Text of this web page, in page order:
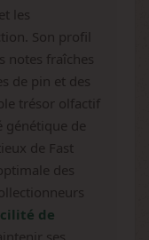
les
Son profil
notes fraîches
de pin et des
trésor olfactif
génétique de
de Fast
des
de
ses